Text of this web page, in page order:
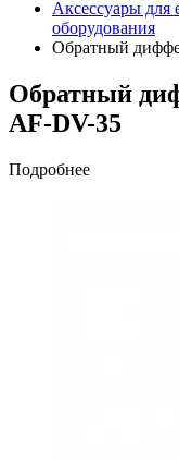
Аксессуары
оборудования
Обратный
Обратный
AF-DV-35
Подробнее